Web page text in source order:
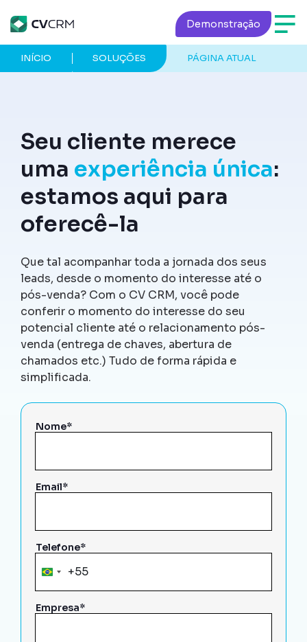
Demonstração
PÁGINA ATUAL
SOLUÇÕES
INÍCIO
Seu cliente merece
uma experiência única:
estamos aqui para
oferecê-la
Que tal acompanhar toda a jornada dos seus
leads, desde o momento do interesse até o
pós-venda? Com o CV CRM, você pode
conferir o momento do interesse do seu
potencial cliente até o relacionamento pós-
venda (entrega de chaves, abertura de
chamados etc.) Tudo de forma rápida e
simplificada.
Nome*
Email*
Telefone*
Brazil
+55
+55
Empresa*